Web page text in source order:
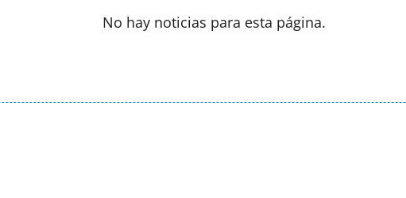
No hay noticias para esta página.